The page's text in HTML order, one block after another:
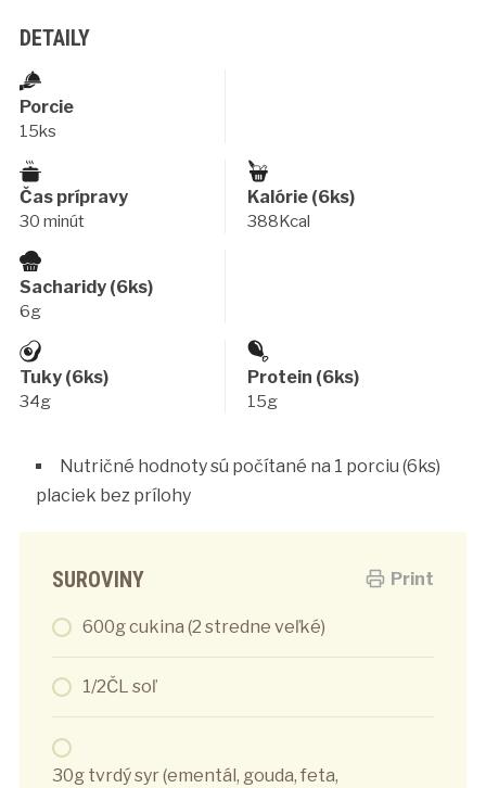
DETAILY
Porcie
15ks
Čas prípravy
30 minút
Kalórie (6ks)
388Kcal
Sacharidy (6ks)
6g
Tuky (6ks)
34g
Protein (6ks)
15g
Nutričné hodnoty sú počítané na 1 porciu (6ks)
placiek bez prílohy
Print
SUROVINY
600g cukina (2 stredne veľké)
1/2ČL soľ
30g tvrdý syr (ementál, gouda, feta,